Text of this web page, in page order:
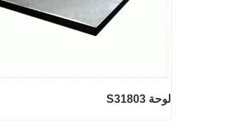
لوحة S31803